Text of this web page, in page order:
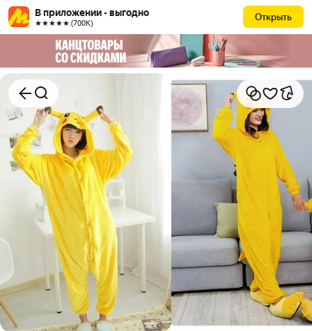
В приложении - выгодно
★★★★★ (700К)
Открыть